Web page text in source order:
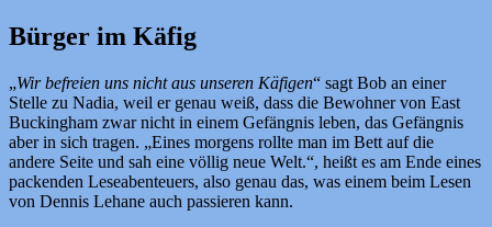
Bürger im Käfig
„Wir befreien uns nicht aus unseren Käfigen“ sagt Bob an einer
Stelle zu Nadia, weil er genau weiß, dass die Bewohner von East
Buckingham zwar nicht in einem Gefängnis leben, das Gefängnis
aber in sich tragen. „Eines morgens rollte man im Bett auf die
andere Seite und sah eine völlig neue Welt.“, heißt es am Ende eines
packenden Leseabenteuers, also genau das, was einem beim Lesen
von Dennis Lehane auch passieren kann.